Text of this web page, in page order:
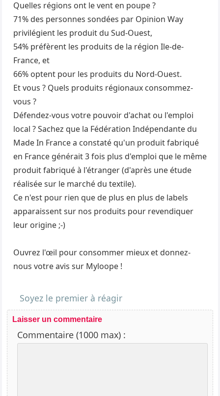
Quelles régions ont le vent en poupe ?
71% des personnes sondées par Opinion Way
privilégient les produit du Sud-Ouest,
54% préfèrent les produits de la région Ile-de-
France, et
66% optent pour les produits du Nord-Ouest.
Et vous ? Quels produits régionaux consommez-
vous ?
Défendez-vous votre pouvoir d'achat ou l'emploi
local ? Sachez que la Fédération Indépendante du
Made In France a constaté qu'un produit fabriqué
en France générait 3 fois plus d'emploi que le même
produit fabriqué à l'étranger (d'après une étude
réalisée sur le marché du textile).
Ce n'est pour rien que de plus en plus de labels
apparaissent sur nos produits pour revendiquer
leur origine ;-)
Ouvrez l'œil pour consommer mieux et donnez-
nous votre avis sur Myloope !
Soyez le premier à réagir
Laisser un commentaire
Commentaire (1000 max) :